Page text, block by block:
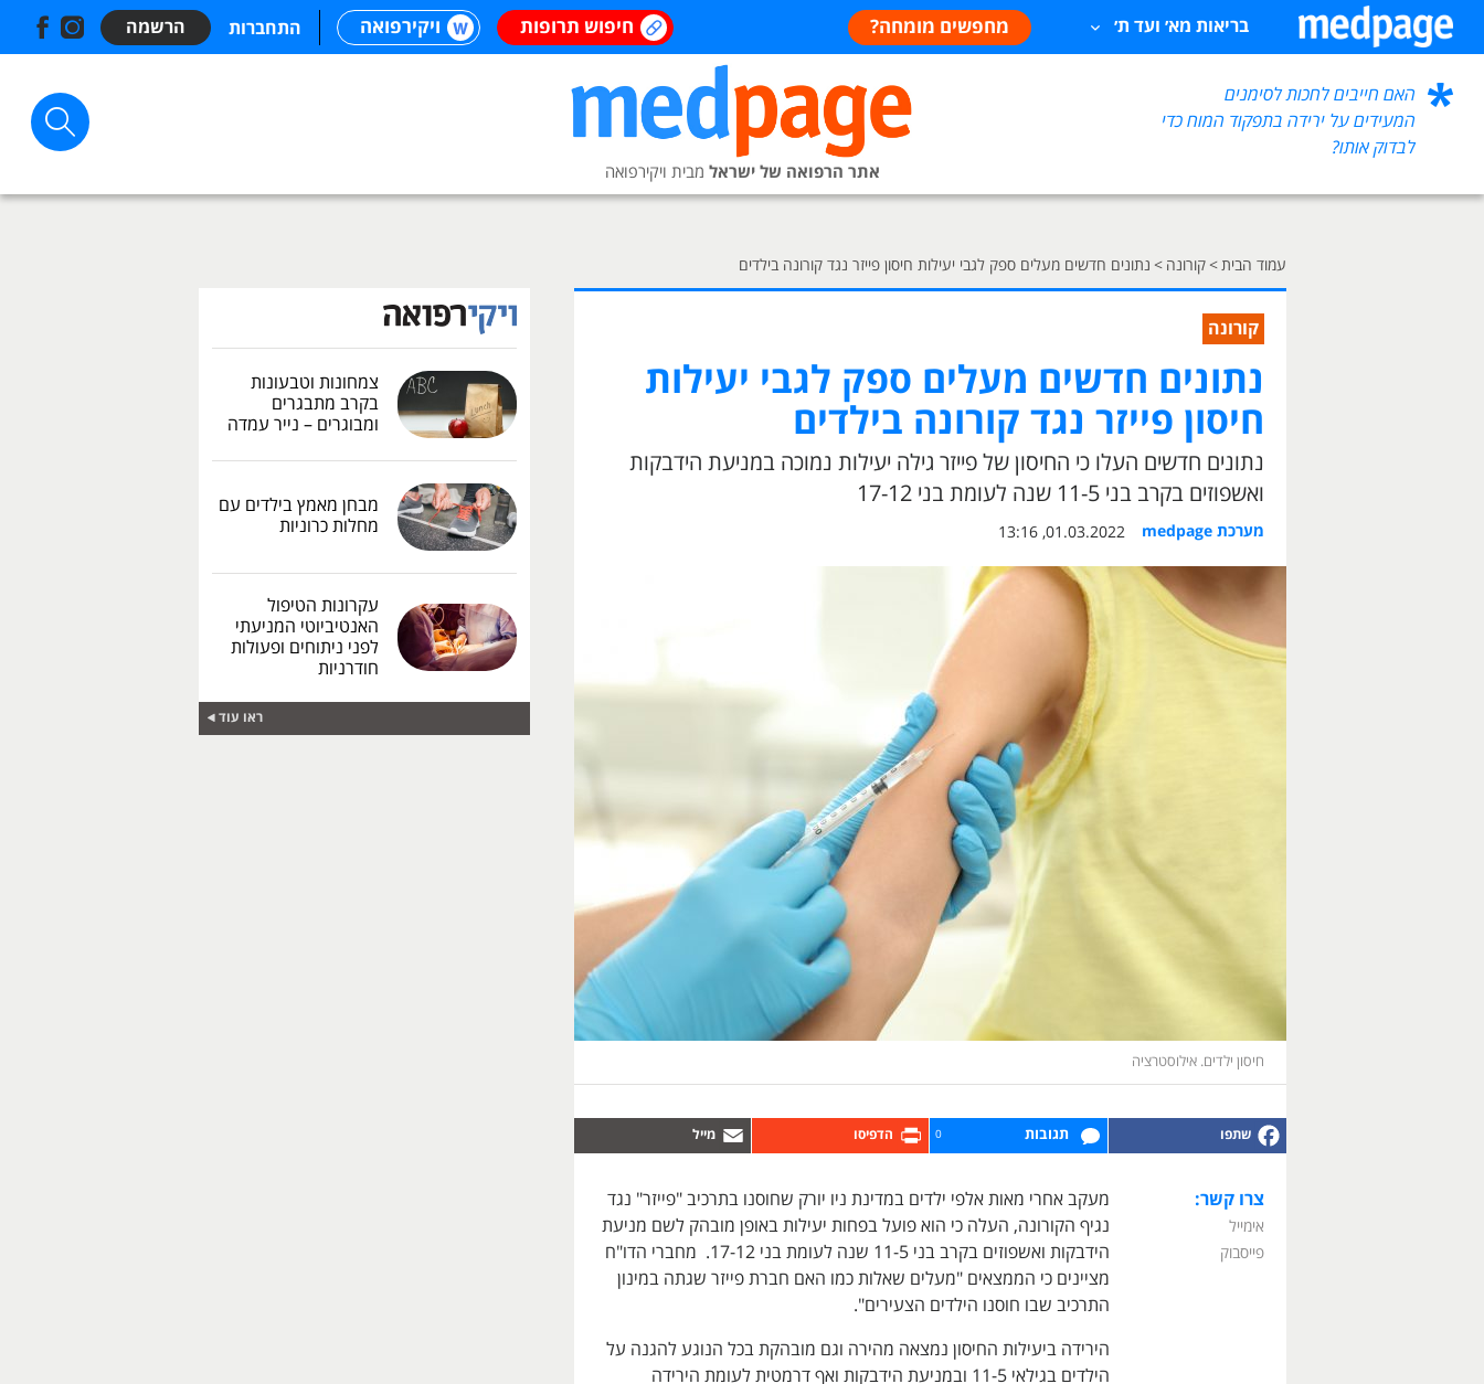
בריאות מא׳ ועד ת׳ מחפשים מומחה? חיפוש תרופות ויקירפואה התחברות הרשמה
האם חייבים לחכות לסימנים
המעידים על ירידה בתפקוד המוח כדי
לבדוק אותו?
אתר הרפואה של ישראל מבית ויקירפואה
עמוד הבית > קורונה > נתונים חדשים מעלים ספק לגבי יעילות חיסון פייזר נגד קורונה בילדים
קורונה
נתונים חדשים מעלים ספק לגבי יעילות
חיסון פייזר נגד קורונה בילדים
נתונים חדשים העלו כי החיסון של פייזר גילה יעילות נמוכה במניעת הידבקות
ואשפוזים בקרב בני 11-5 שנה לעומת בני 17-12
מערכת medpage 01.03.2022, 13:16
חיסון ילדים. אילוסטרציה
תגובות 0
צרו קשר:
אימייל
פייסבוק
מעקב אחרי מאות אלפי ילדים במדינת ניו יורק שחוסנו בתרכיב "פייזר" נגד
נגיף הקורונה, העלה כי הוא פועל בפחות יעילות באופן מובהק לשם מניעת
הידבקות ואשפוזים בקרב בני 11-5 שנה לעומת בני 17-12. מחברי הדו"ח
מציינים כי הממצאים "מעלים שאלות כמו האם חברת פייזר שגתה במינון
התרכיב שבו חוסנו הילדים הצעירים".
הירידה ביעילות החיסון נמצאה מהירה וגם מובהקת בכל הנוגע להגנה על
הילדים בגילאי 11-5 ובמניעת הידבקות ואף דרמטית לעומת הירידה
צמחונות וטבעונות
בקרב מתבגרים
ומבוגרים – נייר עמדה
מבחן מאמץ בילדים עם
מחלות כרוניות
עקרונות הטיפול
האנטיביוטי המניעתי
לפני ניתוחים ופעולות
חודרניות
ראו עוד